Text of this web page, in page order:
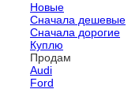
Новые
Сначала дешевые
Сначала дорогие
Куплю
Продам
Audi
Ford